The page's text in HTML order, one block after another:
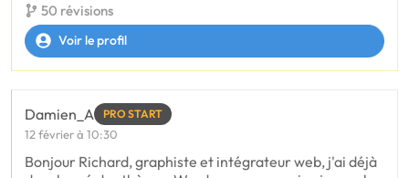
50 révisions
Voir le profil
Damien_A PRO START
12 février à 10:30
Bonjour Richard, graphiste et intégrateur web, j'ai déjà